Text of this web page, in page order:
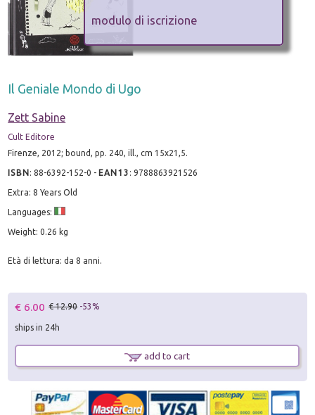
Il Geniale Mondo di Ugo
Zett Sabine
Cult Editore
Firenze, 2012; bound, pp. 240, ill., cm 15x21,5.
ISBN:88-6392-152-0 - EAN13 :9788863921526
Extra: 8 Years Old
Languages:
Weight: 0.26 kg
Età di lettura: da 8 anni.
€ 6.00 € 12.90 -53%
ships in 24h
add to cart
modulo di iscrizione